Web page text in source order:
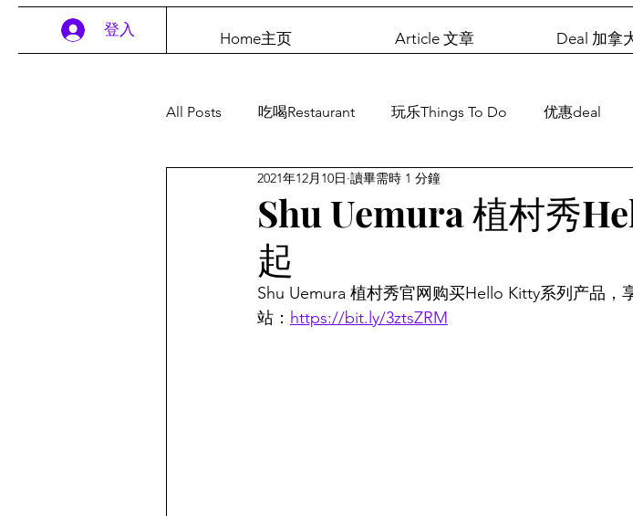
登入 Home主页 Article 文章 Deal 加拿
All Posts 吃喝Restaurant 玩乐Things To Do 优惠deal
餐厅优惠Restaurant's Deals 潮流others
Shu Uemura 植村秀
起
2021年12月10日 讀畢需時 1 分鐘
Shu Uemura 植村秀官网购买Hello Kitty系列产品，
站： https://bit.ly/3ztsZRM